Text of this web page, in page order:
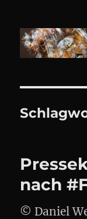
nach
© Daniel